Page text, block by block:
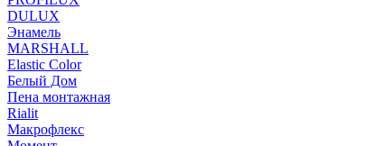
DULUX
Энамель
MARSHALL
Elastic Color
Белый Дом
Пена монтажная
Rialit
Макрофлекс